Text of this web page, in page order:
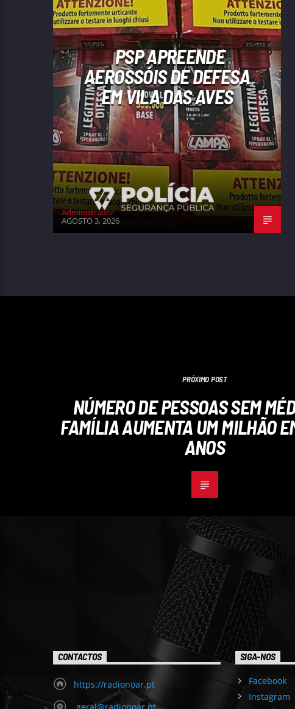
PSP APREENDE
AEROSSÓIS DE DEFESA
EM VILA DAS AVES
Administrador
AGOSTO 3, 2026
PRÓXIMO POST
NÚMERO DE PESSOAS SEM
FAMÍLIA AUMENTA UM MILHÃO
ANOS
CONTACTOS
https://radionoar.pt
SIGA-NOS
Facebook
Instagram